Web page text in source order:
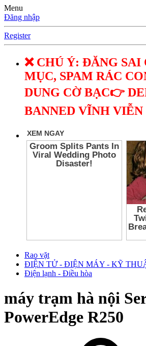
Menu
Đăng nhập
Register
❌ CHÚ Ý: ĐĂNG SAI
MỤC, SPAM RÁC
DUNG CỜ BẠC👉
BANNED VĨNH VIỄN
Rao vặt
ĐIỆN TỬ - ĐIỆN MÁY - KỸ
Điện lạnh - Điều hòa
máy trạm hà nội
PowerEdge R250